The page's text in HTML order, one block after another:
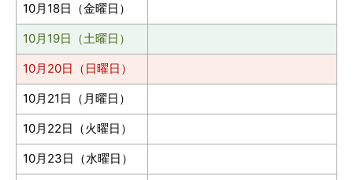
10月18日（金曜日）
10月19日（土曜日）
10月20日（日曜日）
10月21日（月曜日）
10月22日（火曜日）
10月23日（水曜日）